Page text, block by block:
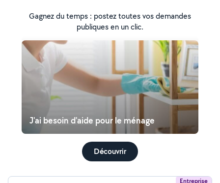
Gagnez du temps : postez toutes vos demandes
publiques en un clic.
J'ai besoin d'aide pour le ménage
Découvrir
Entreprise